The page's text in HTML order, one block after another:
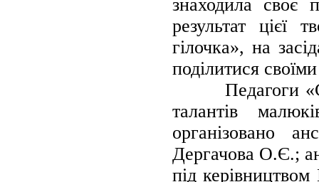
знаходила своє
результат цієї
гілочка», на
поділитися
Педагоги
талантів
організовано
Дергачова О.Є.;
під